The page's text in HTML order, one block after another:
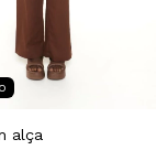
alça